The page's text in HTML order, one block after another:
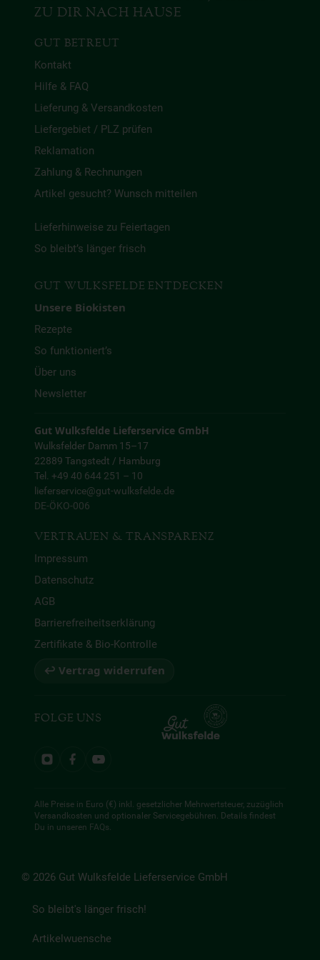
ZU DIR NACH HAUSE
GUT BETREUT
Kontakt
Hilfe & FAQ
Lieferung & Versandkosten
Liefergebiet / PLZ prüfen
Reklamation
Zahlung & Rechnungen
Artikel gesucht? Wunsch mitteilen
Lieferhinweise zu Feiertagen
So bleibt’s länger frisch
GUT WULKSFELDE ENTDECKEN
Unsere Biokisten
Rezepte
So funktioniert’s
Über uns
Newsletter
Gut Wulksfelde Lieferservice GmbH
Wulksfelder Damm 15–17
22889 Tangstedt / Hamburg
Tel. +49 40 644 251 – 10
lieferservice@gut-wulksfelde.de
DE-ÖKO-006
VERTRAUEN & TRANSPARENZ
Impressum
Datenschutz
AGB
Barrierefreiheitserklärung
Zertifikate & Bio-Kontrolle
↩ Vertrag widerrufen
FOLGE UNS
Alle Preise in Euro (€) inkl. gesetzlicher Mehrwertsteuer, zuzüglich
Versandkosten und optionaler Servicegebühren. Details findest
Du in unseren FAQs.
© 2026 Gut Wulksfelde Lieferservice GmbH
So bleibt's länger frisch!
Artikelwuensche